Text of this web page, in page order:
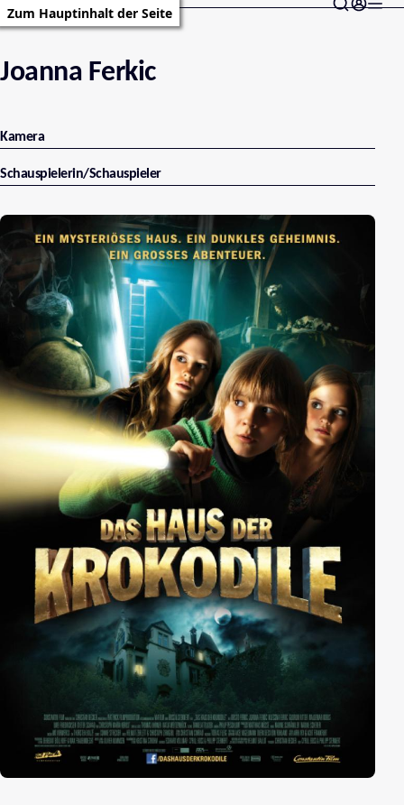
Zum Hauptinhalt der Seite
Joanna Ferkic
Kamera
Schauspielerin/Schauspieler